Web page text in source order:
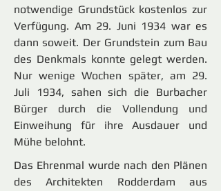
notwendige Grundstück kostenlos zur
Verfügung. Am 29. Juni 1934 war es
dann soweit. Der Grundstein zum Bau
des Denkmals konnte gelegt werden.
Nur wenige Wochen später, am 29.
Juli 1934, sahen sich die Burbacher
Bürger durch die Vollendung und
Einweihung für ihre Ausdauer und
Mühe belohnt.
Das Ehrenmal wurde nach den Plänen
des Architekten Rodderdam aus